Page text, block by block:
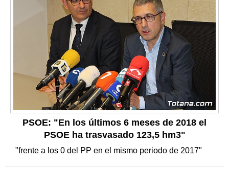
PSOE: "En los últimos 6 meses de 2018 el
PSOE ha trasvasado 123,5 hm3"
"frente a los 0 del PP en el mismo periodo de 2017"